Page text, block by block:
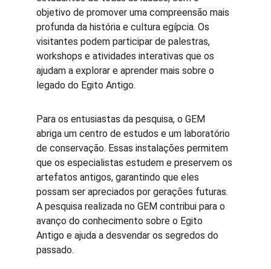
objetivo de promover uma compreensão mais
profunda da história e cultura egípcia. Os
visitantes podem participar de palestras,
workshops e atividades interativas que os
ajudam a explorar e aprender mais sobre o
legado do Egito Antigo.
Para os entusiastas da pesquisa, o GEM
abriga um centro de estudos e um laboratório
de conservação. Essas instalações permitem
que os especialistas estudem e preservem os
artefatos antigos, garantindo que eles
possam ser apreciados por gerações futuras.
A pesquisa realizada no GEM contribui para o
avanço do conhecimento sobre o Egito
Antigo e ajuda a desvendar os segredos do
passado.